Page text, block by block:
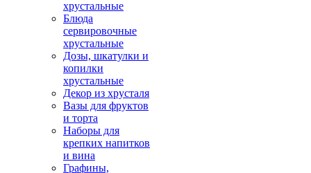
хрустальные
Блюда
сервировочные
хрустальные
Дозы, шкатулки и
копилки
хрустальные
Декор из хрусталя
Вазы для фруктов
и торта
Наборы для
крепких напитков
и вина
Графины,